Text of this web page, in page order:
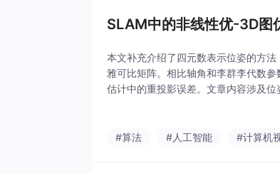
SLAM中的非线性优-3D图
本文补充介绍了四元数表示位姿的方
雅可比矩阵。相比轴角和李群李代数
估计中的重投影误差。文章内容涉及
#算法 #人工智能 #计算机